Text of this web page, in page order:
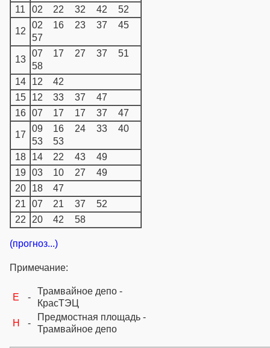
11
02 22 32 42 52
12
02 16 23 37
45
57
13
07 17 27 37
51
58
14
12
42
15
12 33 37
47
16
07 17 17 37 47
17
09 16 24 33
40
53
53
18
14 22 43
49
19
03 10 27
49
20
18
47
21
07 21 37
52
22
20 42 58
(прогноз...)
Примечание:
E -
Трамвайное депо -
КрасТЭЦ
H
-
Предмостная площадь -
Трамвайное депо